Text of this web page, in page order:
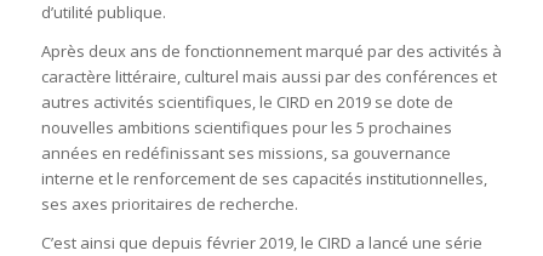
d’utilité publique.
Après deux ans de fonctionnement marqué par des activités à
caractère littéraire, culturel mais aussi par des conférences et
autres activités scientifiques, le CIRD en 2019 se dote de
nouvelles ambitions scientifiques pour les 5 prochaines
années en redéfinissant ses missions, sa gouvernance
interne et le renforcement de ses capacités institutionnelles,
ses axes prioritaires de recherche.
C’est ainsi que depuis février 2019, le CIRD a lancé une série